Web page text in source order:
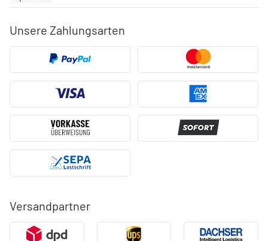
Unsere Zahlungsarten
Versandpartner